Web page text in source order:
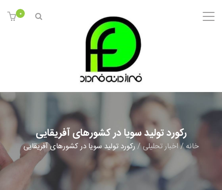
0
رکورد تولید سویا در کشورهای آفریقایی
خانه/اخبار تحلیلی/رکورد تولید سویا در کشورهای آفریقایی